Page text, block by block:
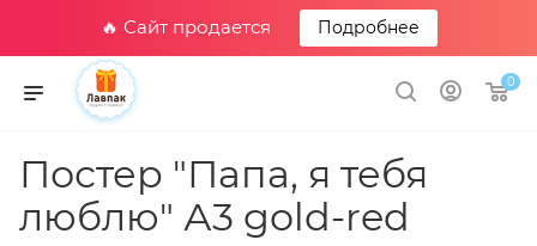
🔥 Сайт продается Подробнее
0
Постер "Папа, я тебя
люблю" А3 gold-red